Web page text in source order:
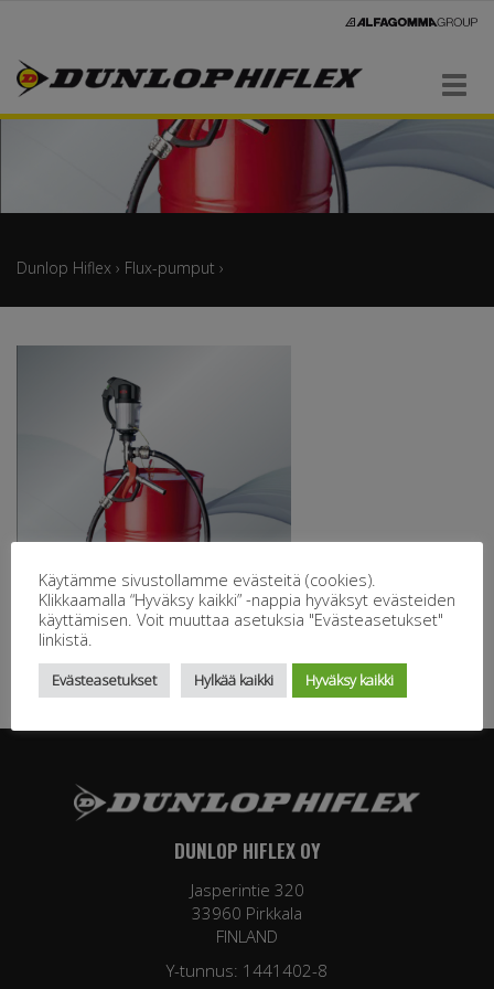
Navigaatio
Dunlop Hiflex › Flux-pumput ›
DUNLOP HIFLEX OY
Jasperintie 320
33960 Pirkkala
FINLAND
Y-tunnus: 1441402-8
Käytämme sivustollamme evästeitä (cookies).
Klikkaamalla “Hyväksy kaikki” -nappia hyväksyt evästeiden
käyttämisen. Voit muuttaa asetuksia "Evästeasetukset"
linkistä.
Evästeasetukset Hylkää kaikki Hyväksy kaikki